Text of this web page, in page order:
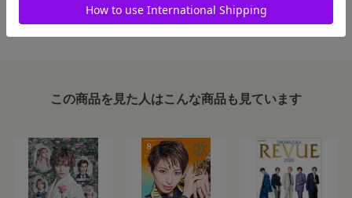
この商品を見た人はこんな商品も見ています